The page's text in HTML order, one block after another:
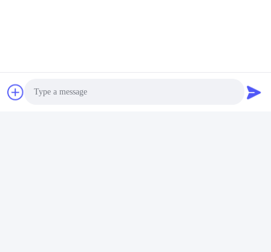
Corredo Della Guarnizione XKAY-00414